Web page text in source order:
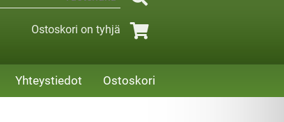
Ostoskori on tyhjä
Yhteystiedot Ostoskori